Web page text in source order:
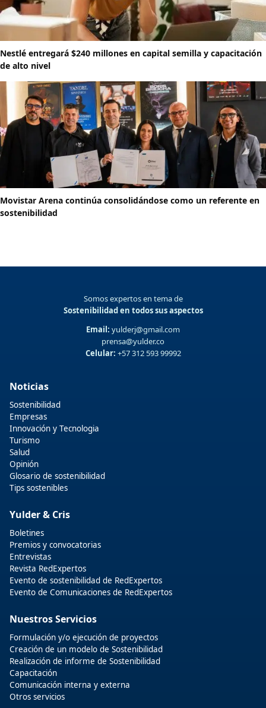
Nestlé entregará $240 millones en capital semilla y capacitación
de alto nivel
Movistar Arena continúa consolidándose como un referente en
sostenibilidad
Somos expertos en tema de
Sostenibilidad en todos sus aspectos
Email: yulderj@gmail.com
prensa@yulder.co
Celular: +57 312 593 99992
Noticias
Sostenibilidad
Empresas
Innovación y Tecnologia
Turismo
Salud
Opinión
Glosario de sostenibilidad
Tips sostenibles
Yulder & Cris
Boletines
Premios y convocatorias
Entrevistas
Revista RedExpertos
Evento de sostenibilidad de RedExpertos
Evento de Comunicaciones de RedExpertos
Nuestros Servicios
Formulación y/o ejecución de proyectos
Creación de un modelo de Sostenibilidad
Realización de informe de Sostenibilidad
Capacitación
Comunicación interna y externa
Otros servicios